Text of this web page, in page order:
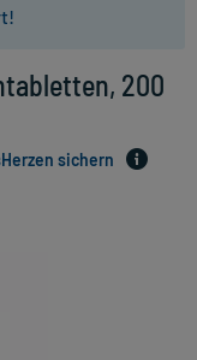
200
sichern